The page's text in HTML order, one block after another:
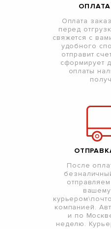
Оплата
перед
свяжется с
удобного
отправит
сформирует
оплаты
После
компанией.
и по
неделю.